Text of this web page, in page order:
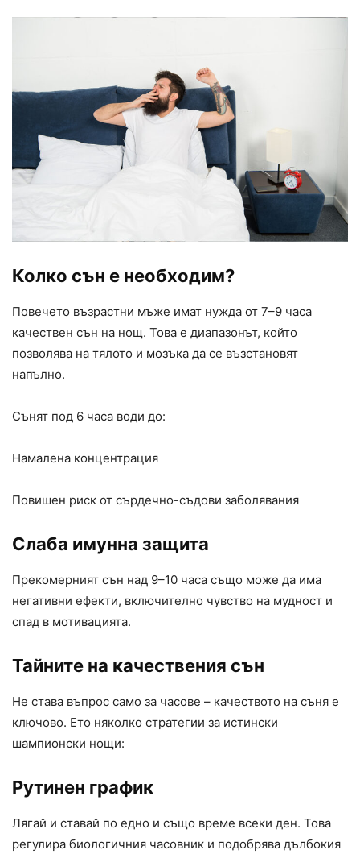
Колко сън е необходим?
Повечето възрастни мъже имат нужда от 7–9 часа
качествен сън на нощ. Това е диапазонът, който
позволява на тялото и мозъка да се възстановят
напълно.
Сънят под 6 часа води до:
Намалена концентрация
Повишен риск от сърдечно-съдови заболявания
Слаба имунна защита
Прекомерният сън над 9–10 часа също може да има
негативни ефекти, включително чувство на мудност и
спад в мотивацията.
Тайните на качествения сън
Не става въпрос само за часове – качеството на съня е
ключово. Ето няколко стратегии за истински
шампионски нощи:
Рутинен график
Лягай и ставай по едно и също време всеки ден. Това
регулира биологичния часовник и подобрява дълбокия